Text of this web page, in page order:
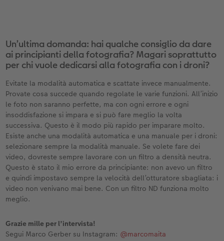
Un’ultima domanda: hai qualche consiglio da dare
ai principianti della fotografia? Magari soprattutto
per chi vuole dedicarsi alla fotografia con i droni?
Evitate la modalità automatica e scattate invece manualmente.
Provate cosa succede quando regolate le varie funzioni. All’inizio
le foto non saranno perfette, ma con ogni errore e ogni
insoddisfazione si impara e si può fare meglio la volta
successiva. Questo è il modo più rapido per imparare molto.
Esiste anche una modalità automatica e una manuale per i droni:
selezionare sempre la modalità manuale. Se volete fare dei
video, dovreste sempre lavorare con un filtro a densità neutra.
Questo è stato il mio errore da principiante: non avevo un filtro
e quindi impostavo sempre la velocità dell’otturatore sbagliata: i
video non venivano mai bene. Con un filtro ND funziona molto
meglio.
Grazie mille per l’intervista!
Segui Marco Gerber su Instagram: @marcomaita